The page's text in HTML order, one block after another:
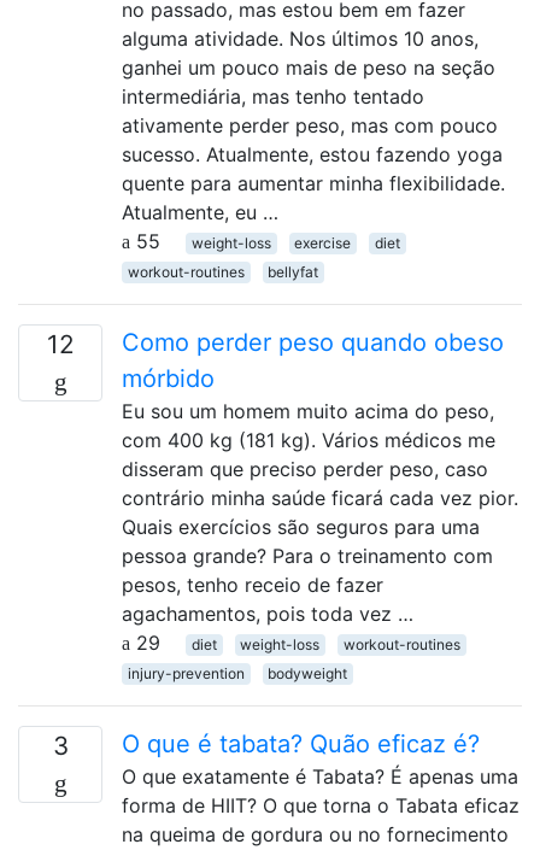
no passado, mas estou bem em fazer
alguma atividade. Nos últimos 10 anos,
ganhei um pouco mais de peso na seção
intermediária, mas tenho tentado
ativamente perder peso, mas com pouco
sucesso. Atualmente, estou fazendo yoga
quente para aumentar minha flexibilidade.
Atualmente, eu …
55
weight-loss exercise
diet
workout-routines
bellyfat
12
Como perder peso quando obeso
mórbido
Eu sou um homem muito acima do peso,
com 400 kg (181 kg). Vários médicos me
disseram que preciso perder peso, caso
contrário minha saúde ficará cada vez pior.
Quais exercícios são seguros para uma
pessoa grande? Para o treinamento com
pesos, tenho receio de fazer
agachamentos, pois toda vez …
29
diet weight-loss
workout-routines
injury-prevention
bodyweight
3 O que é tabata? Quão eficaz é?
O que exatamente é Tabata? É apenas uma
forma de HIIT? O que torna o Tabata eficaz
na queima de gordura ou no fornecimento